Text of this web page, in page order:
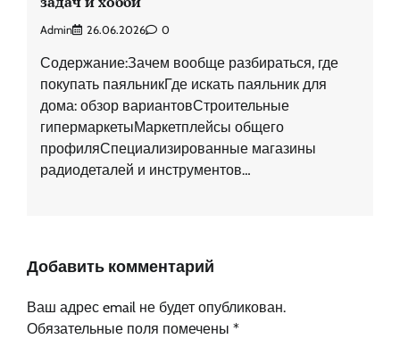
Admin 26.06.2026 0
Содержание:Зачем вообще разбираться, где
покупать паяльникГде искать паяльник для
дома: обзор вариантовСтроительные
гипермаркетыМаркетплейсы общего
профиляСпециализированные магазины
радиодеталей и инструментов…
Добавить комментарий
Ваш адрес email не будет опубликован.
Обязательные поля помечены *